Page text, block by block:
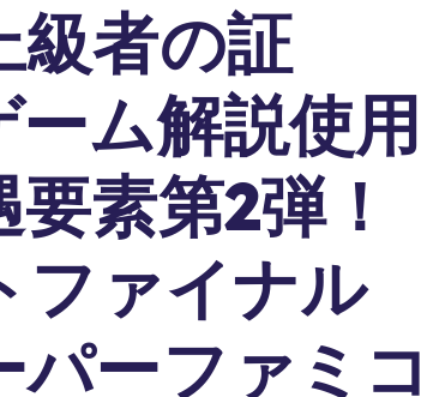
級者の証
ム解説使用
素第2弾！
ファイナル
ーファミコ